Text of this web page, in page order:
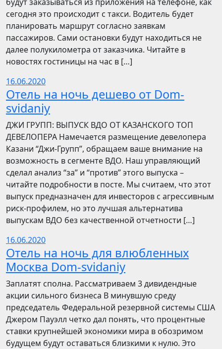
сегодня это происходит с такси. Водитель будет
планировать маршрут согласно заявкам
пассажиров. Сами остановки будут находиться не
далее полукилометра от заказчика. Читайте в
новостях гостиницы на час в […]
16.06.2020
Отель на ночь дешево от Dom-
svidaniy
​​ДЖИ ГРУПП: ВЫПУСК ВДО ОТ КАЗАНСКОГО ТОП
ДЕВЕЛОПЕРА Намечается размещение девелопера
Казани “Джи-Групп”, обращаем ваше внимание на
возможность в сегменте ВДО. Наш управляющий
сделал анализ “за” и “против” этого выпуска –
читайте подробности в посте. Мы считаем, что этот
выпуск предназначен для инвесторов с агрессивным
риск-профилем, но это лучшая альтернатива
выпускам ВДО без качественной отчетности […]
16.06.2020
Отель на ночь для влюбленных
Москва Dom-svidaniy
Заплатят сполна. Рассматриваем 3 дивидендные
акции сильного бизнеса В минувшую среду
председатель Федеральной резервной системы США
Джером Пауэлл четко дал понять, что процентные
ставки крупнейшей экономики мира в обозримом
будущем будут оставаться близкими к нулю. Это